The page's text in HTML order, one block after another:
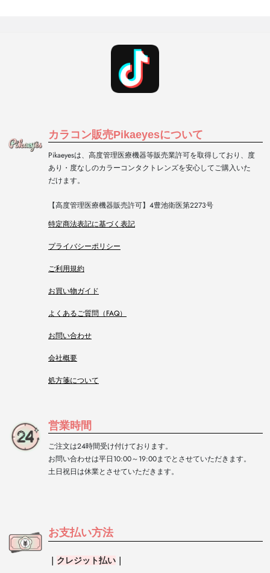
カラコン販売Pikaeyesについて
Pikaeyesは、高度管理医療機器等販売業許可を取得しており、度
あり・度なしのカラーコンタクトレンズを安心してご購入いた
だけます。
【高度管理医療機器販売許可】4豊池衛医第2273号
特定商法表記に基づく表記
プライバシーポリシー
ご利用規約
お買い物ガイド
よくあるご質問（FAQ）
お問い合わせ
会社概要
処方箋について
営業時間
ご注文は24時間受け付けております。
お問い合わせは平日10:00～19:00までとさせていただきます。
土日祝日は休業とさせていただきます。
お支払い方法
クレジット払い